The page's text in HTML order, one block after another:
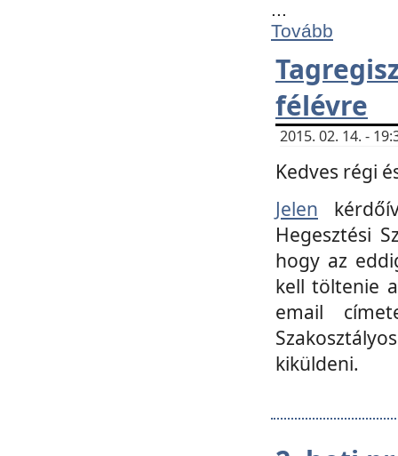
...
Tovább
félévre
2015. 02. 14. -
Kedves régi
Jelen
Hegesztési
hogy az
kell töltenie
email
kiküldeni.